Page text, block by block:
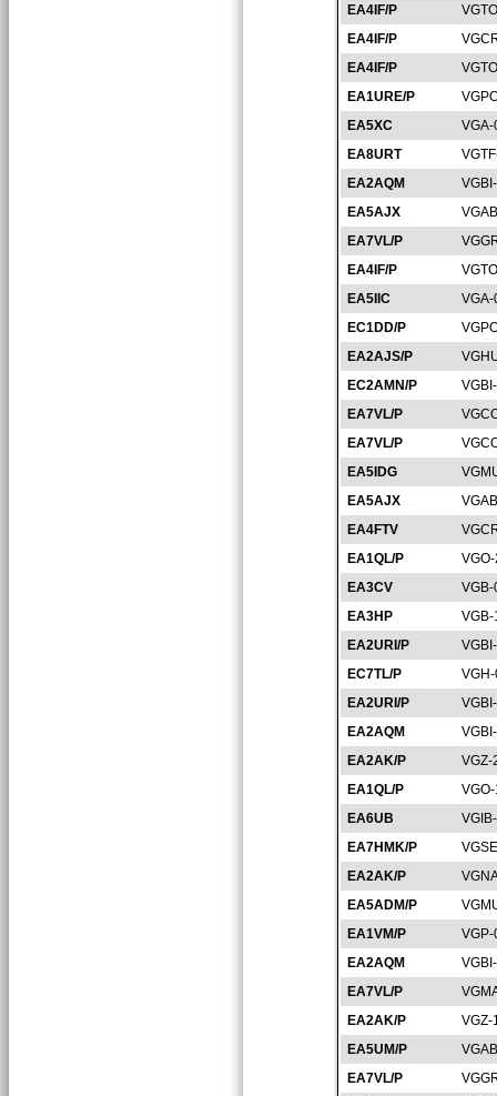
EA4IF/P
EA4IF/P
EA4IF/P
EA1URE/P
EA5XC
EA8URT
EA2AQM
EA5AJX
EA7VL/P
EA4IF/P
EA5IIC
EC1DD/P
EA2AJS/P
EC2AMN/P
EA7VL/P
EA7VL/P
EA5IDG
EA5AJX
EA4FTV
EA1QL/P
EA3CV
EA3HP
VGB-
EA2URI/P
EC7TL/P
EA2URI/P
EA2AQM
EA2AK/P
VGZ-
EA1QL/P
EA6UB
EA7HMK/P
EA2AK/P
EA5ADM/P
EA1VM/P
EA2AQM
EA7VL/P
EA2AK/P
VGZ-
EA5UM/P
EA7VL/P